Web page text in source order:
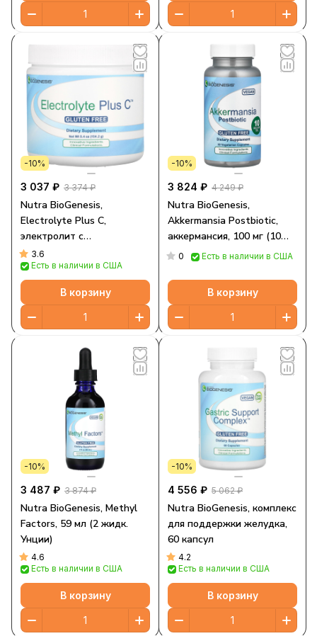
-10%
3 037 ₽ 3 374 ₽
Nutra BioGenesis,
Electrolyte Plus C,
электролит с
электролитом, 154,2 г (5,4
унции)
3.6
Есть в наличии в США
В корзину
-10%
3 824 ₽ 4 249 ₽
Nutra BioGenesis,
Akkermansia Postbiotic,
аккермансия, 100 мг (10
млрд КОЕ), 30
0 Есть в наличии в США
В корзину
-10%
3 487 ₽ 3 874 ₽
Nutra BioGenesis, Methyl
Factors, 59 мл (2 жидк.
Унции)
4.6
Есть в наличии в США
В корзину
-10%
4 556 ₽ 5 062 ₽
Nutra BioGenesis, комплекс
для поддержки желудка,
60 капсул
4.2
Есть в наличии в США
В корзину